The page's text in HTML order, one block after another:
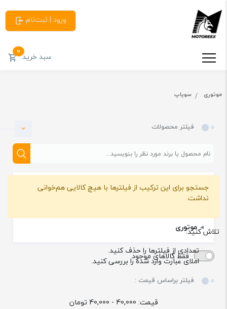
ورود | ثبت‌نام
سبد خرید0
موتوری سوپاپ
فیلتر محصولات
دسته بندی
موتوری
فقط کالاهای موجود
فیلتر براساس قیمت :
قیمت: 40,000 - 40,000 تومان
جستجو برای این ترکیب از فیلترها با هیچ کالایی هم‌خوانی
نداشت.
تلاش کنید:
تعدادی از فیلترها را حذف کنید.
املای عبارت وارد شده را بررسی کنید.